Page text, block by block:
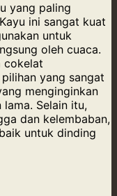
yang paling
ini sangat kuat
untuk
oleh cuaca.
cokelat
yang sangat
menginginkan
Selain itu,
dan kelembaban,
untuk dinding